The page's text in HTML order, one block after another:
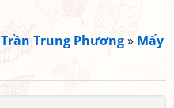
Trần Trung Phương» Mấy